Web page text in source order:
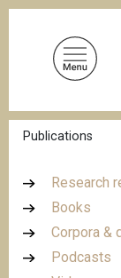
B
r
m
Publications
Research
Books
Corpora &
Podcasts